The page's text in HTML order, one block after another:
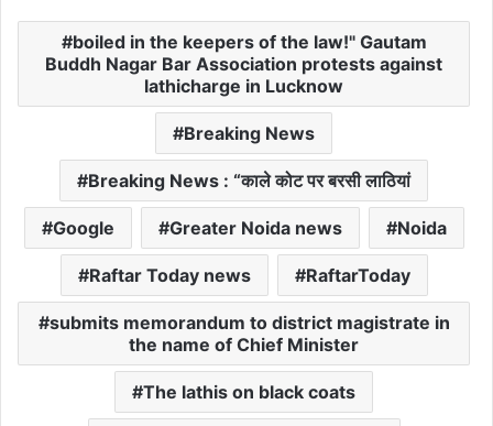
boiled in the keepers of the law!" Gautam
Buddh Nagar Bar Association protests against
lathicharge in Lucknow
Breaking News
Breaking News : “काले कोट पर बरसी लाठियां
Google Greater Noida news Noida
Raftar Today news RaftarToday
submits memorandum to district magistrate in
the name of Chief Minister
The lathis on black coats